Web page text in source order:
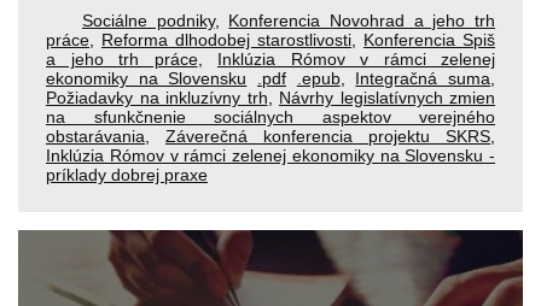
Sociálne podniky, Konferencia Novohrad a jeho trh
práce
Reforma dlhodobej starostlivosti
Konferencia Spiš
a jeho trh práce, Inklúzia Rómov v rámci zelenej
ekonomiky na Slovensku
.pdf .epub, Integračná suma
Požiadavky na inkluzívny trh
Návrhy legislatívnych zmien
na sfunkčnenie sociálnych aspektov verejného
obstarávania
Záverečná konferencia projektu SKRS
Inklúzia Rómov v rámci zelenej ekonomiky na Slovensku -
príklady dobrej praxe